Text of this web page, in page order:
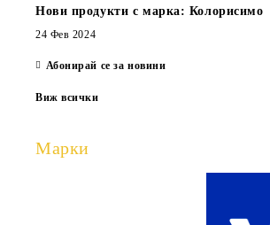
Нови продукти с марка: Колорисимо
24 Фев 2024
Абонирай се за новини
Виж всички
Марки